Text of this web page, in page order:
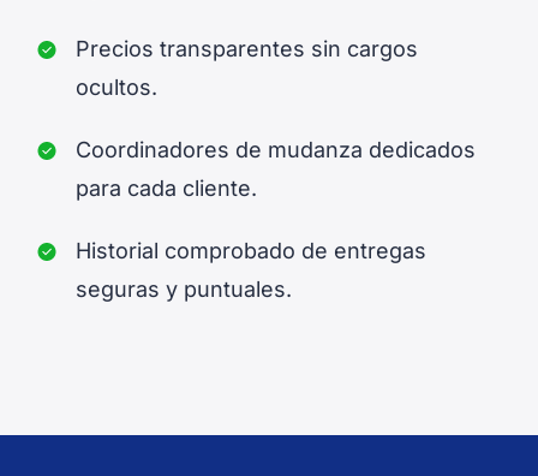
Precios transparentes sin cargos
ocultos.
Coordinadores de mudanza dedicados
para cada cliente.
Historial comprobado de entregas
seguras y puntuales.